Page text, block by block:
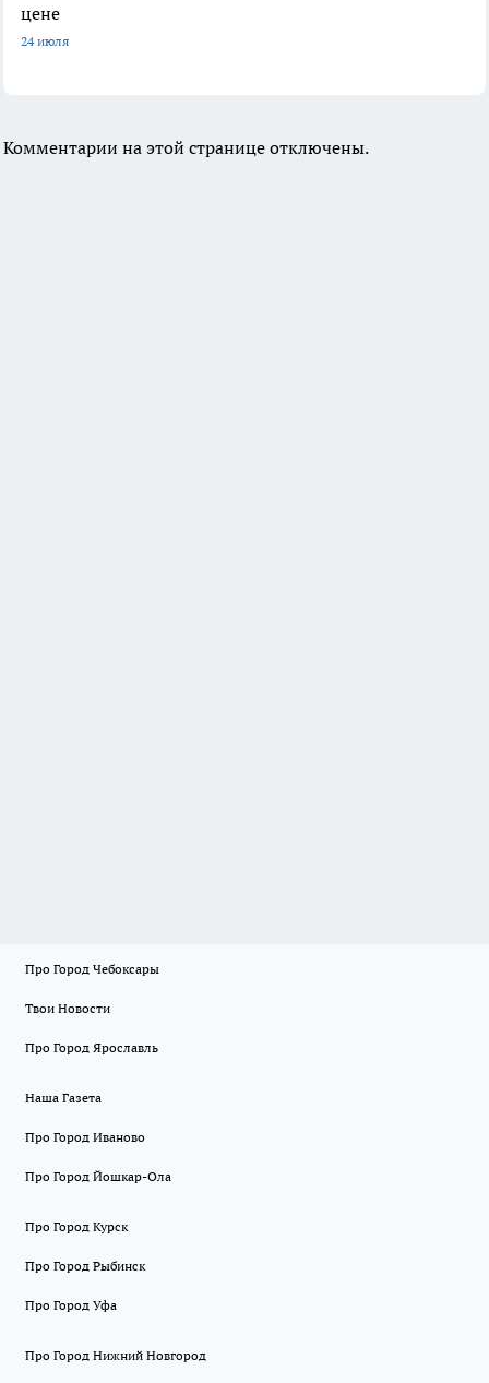
цене
24 июля
Комментарии на этой странице отключены.
Про Город Чебоксары
Твои Новости
Про Город Ярославль
Наша Газета
Про Город Иваново
Про Город Йошкар-Ола
Про Город Курск
Про Город Рыбинск
Про Город Уфа
Про Город Нижний Новгород